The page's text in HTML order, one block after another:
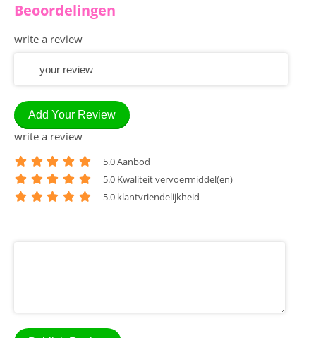
Beoordelingen
write a review
Add Your Review
write a review
5.0 Aanbod
5.0 Kwaliteit vervoermiddel(en)
5.0 klantvriendelijkheid